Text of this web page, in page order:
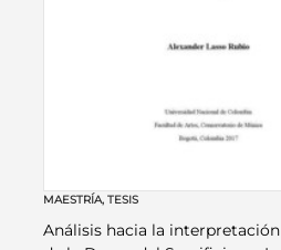
MAESTRÍA,TESIS
Análisis hacia la interpretación